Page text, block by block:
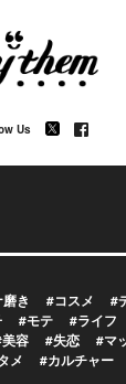
Us
き #コスメ
#
#モテ #ライフ
容 #失恋
#マ
メ #カルチャー